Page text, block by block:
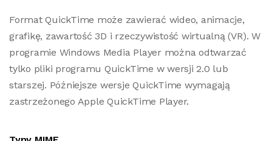
Format QuickTime może zawierać wideo, animacje,
grafikę, zawartość 3D i rzeczywistość wirtualną (VR). W
programie Windows Media Player można odtwarzać
tylko pliki programu QuickTime w wersji 2.0 lub
starszej. Późniejsze wersje QuickTime wymagają
zastrzeżonego Apple QuickTime Player.